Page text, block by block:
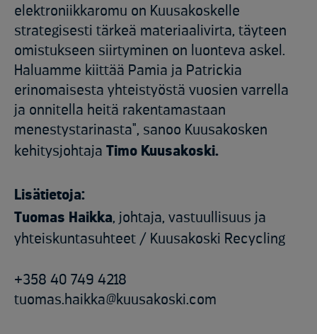
elektroniikkaromu on Kuusakoskelle
strategisesti tärkeä materiaalivirta, täyteen
omistukseen siirtyminen on luonteva askel.
Haluamme kiittää Pamia ja Patrickia
erinomaisesta yhteistyöstä vuosien varrella
ja onnitella heitä rakentamastaan
menestystarinasta", sanoo Kuusakosken
kehitysjohtaja Timo Kuusakoski.
Lisätietoja:
Tuomas Haikka, johtaja, vastuullisuus ja
yhteiskuntasuhteet / Kuusakoski Recycling
+358 40 749 4218
tuomas.haikka@kuusakoski.com